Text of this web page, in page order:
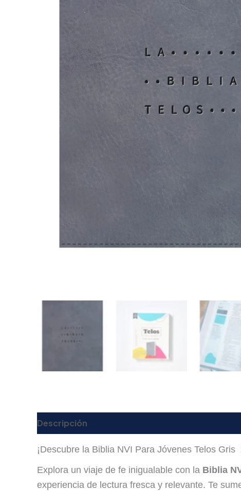
Descripción
¡Descubre la Biblia NVI Para Jóvenes Telos
Explora un viaje de fe inigualable con la Biblia
experiencia de lectura fresca y relevante. Te